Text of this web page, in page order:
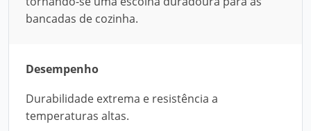
bancadas de cozinha.
Desempenho
Durabilidade extrema e resistência a
temperaturas altas.